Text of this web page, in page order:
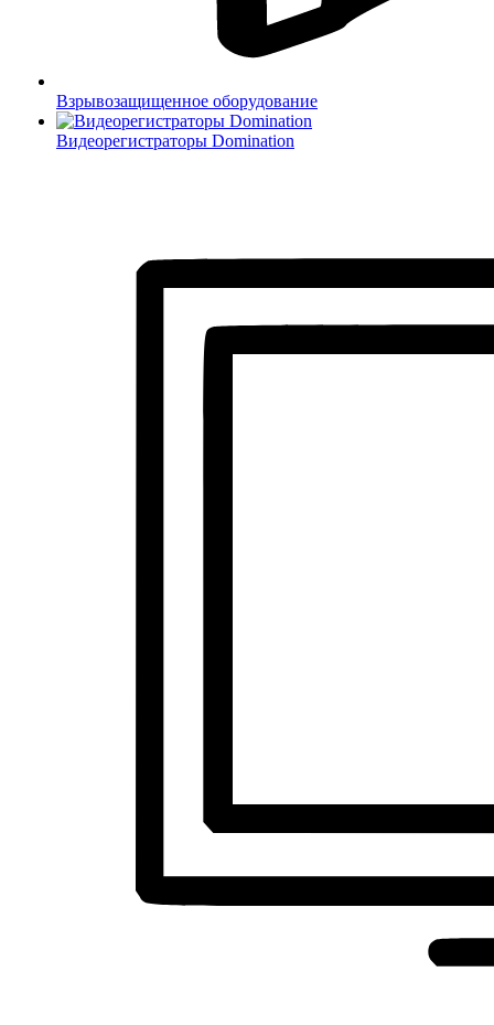
Взрывозащищенное оборудование
Видеорегистраторы Domination